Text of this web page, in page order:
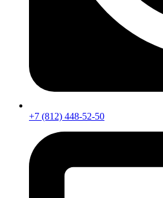
+7 (812) 448-52-50